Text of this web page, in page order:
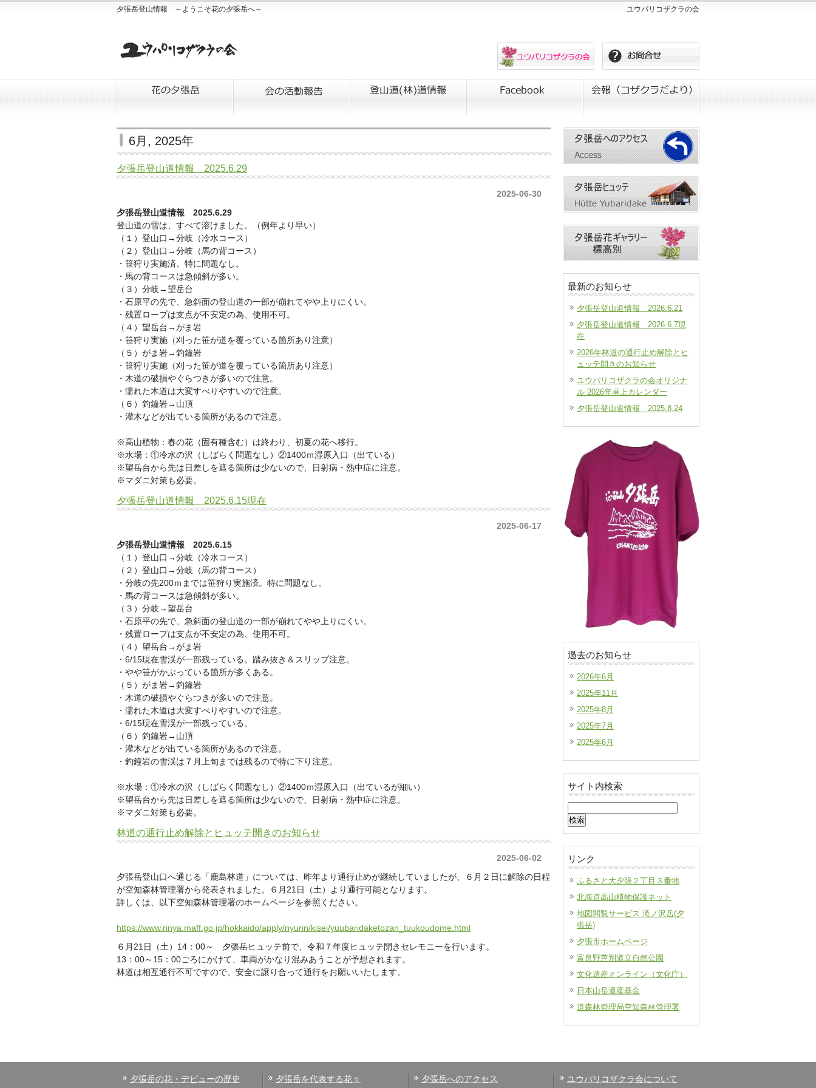
夕張岳登山情報 ～ようこそ花の夕張岳へ～ ユウパリコザクラの会
6月, 2025年
夕張岳登山道情報 2025.6.29
2025-06-30
夕張岳登山道情報 2025.6.29
登山道の雪は、すべて溶けました。（例年より早い）
（１）登山口→分岐（冷水コース）
（２）登山口→分岐（馬の背コース）
・笹狩り実施済。特に問題なし。
・馬の背コースは急傾斜が多い。
（３）分岐→望岳台
・石原平の先で、急斜面の登山道の一部が崩れてやや上りにくい。
・残置ロープは支点が不安定の為、使用不可。
（４）望岳台→がま岩
・笹狩り実施（刈った笹が道を覆っている箇所あり注意）
（５）がま岩→釣鐘岩
・笹狩り実施（刈った笹が道を覆っている箇所あり注意）
・木道の破損やぐらつきが多いので注意。
・濡れた木道は大変すべりやすいので注意。
（６）釣鐘岩→山頂
・灌木などが出ている箇所があるので注意。
※高山植物：春の花（固有種含む）は終わり、初夏の花へ移行。
※水場：①冷水の沢（しばらく問題なし）②1400ｍ湿原入口（出ている）
※望岳台から先は日差しを遮る箇所は少ないので、日射病・熱中症に注意。
※マダニ対策も必要。
夕張岳登山道情報 2025.6.15現在
2025-06-17
夕張岳登山道情報 2025.6.15
（１）登山口→分岐（冷水コース）
（２）登山口→分岐（馬の背コース）
・分岐の先200ｍまでは笹狩り実施済。特に問題なし。
・馬の背コースは急傾斜が多い。
（３）分岐→望岳台
・石原平の先で、急斜面の登山道の一部が崩れてやや上りにくい。
・残置ロープは支点が不安定の為、使用不可。
（４）望岳台→がま岩
・6/15現在雪渓が一部残っている。踏み抜き＆スリップ注意。
・やや笹がかぶっている箇所が多くある。
（５）がま岩→釣鐘岩
・木道の破損やぐらつきが多いので注意。
・濡れた木道は大変すべりやすいので注意。
・6/15現在雪渓が一部残っている。
（６）釣鐘岩→山頂
・灌木などが出ている箇所があるので注意。
・釣鐘岩の雪渓は７月上旬までは残るので特に下り注意。
※水場：①冷水の沢（しばらく問題なし）②1400ｍ湿原入口（出ているが細い）
※望岳台から先は日差しを遮る箇所は少ないので、日射病・熱中症に注意。
※マダニ対策も必要。
林道の通行止め解除とヒュッテ開きのお知らせ
2025-06-02
夕張岳登山口へ通じる「鹿島林道」については、昨年より通行止めが継続していましたが、６月２日に解除の日程
が空知森林管理署から発表されました。６月21日（土）より通行可能となります。
詳しくは、以下空知森林管理署のホームページを参照ください。
https://www.rinya.maff.go.jp/hokkaido/apply/nyurin/kisei/yuubaridaketozan_tuukoudome.html
６月21日（土）14：00～ 夕張岳ヒュッテ前で、令和７年度ヒュッテ開きセレモニーを行います。
13：00～15：00ごろにかけて、車両がかなり混みあうことが予想されます。
林道は相互通行不可ですので、安全に譲り合って通行をお願いいたします。
最新のお知らせ
夕張岳登山道情報 2026.6.21
夕張岳登山道情報 2026.6.7現
在
2026年林道の通行止め解除とヒ
ュッテ開きのお知らせ
ユウパリコザクラの会オリジナ
ル 2026年卓上カレンダー
夕張岳登山道情報 2025.8.24
過去のお知らせ
2026年6月
2025年11月
2025年8月
2025年7月
2025年6月
サイト内検索
索:
リンク
ふるさと大夕張２丁目３番地
北海道高山植物保護ネット
地図閲覧サービス 滝ノ沢岳(夕
張岳)
夕張市ホームページ
富良野芦別道立自然公園
文化遺産オンライン（文化庁）
日本山岳遺産基金
道森林管理局空知森林管理署
夕張岳の花・デビューの歴史 夕張岳を代表する花々 夕張岳へのアクセス ユウパリコザクラ会について